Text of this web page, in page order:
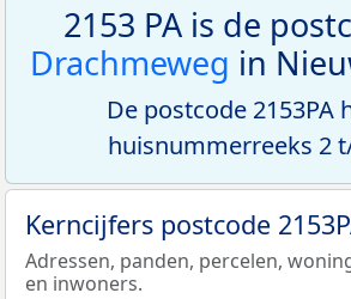
2153 PA is de
Drachmeweg in
De postcode 2153PA
huisnummerreeks 2
Kerncijfers postcode
Adressen, panden, percelen,
en inwoners.